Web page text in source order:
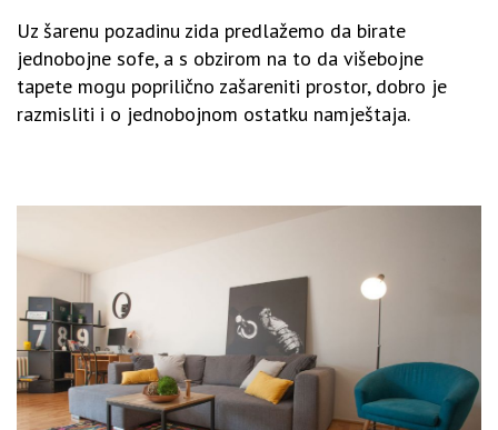
Uz šarenu pozadinu zida predlažemo da birate
jednobojne sofe, a s obzirom na to da višebojne
tapete mogu poprilično zašareniti prostor, dobro je
razmisliti i o jednobojnom ostatku namještaja.